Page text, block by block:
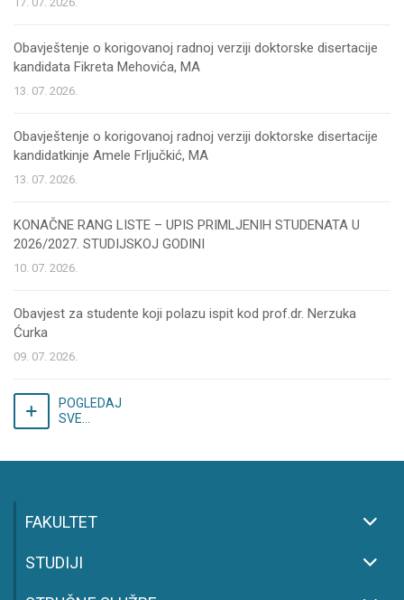
Obavještenje o korigovanoj radnoj verziji doktorske disertacije
kandidata Fikreta Mehovića, MA
13. 07. 2026.
Obavještenje o korigovanoj radnoj verziji doktorske disertacije
kandidatkinje Amele Frljučkić, MA
13. 07. 2026.
KONAČNE RANG LISTE – UPIS PRIMLJENIH STUDENATA U
2026/2027. STUDIJSKOJ GODINI
10. 07. 2026.
Obavjest za studente koji polazu ispit kod prof.dr. Nerzuka
Ćurka
09. 07. 2026.
POGLEDAJ
SVE...
FAKULTET
STUDIJI